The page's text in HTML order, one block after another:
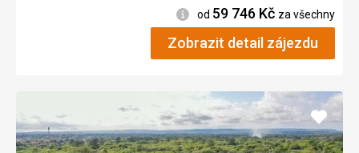
Informace
od 59 746 Kč za všechny
Zobrazit detail zájezdu
Přidat
do